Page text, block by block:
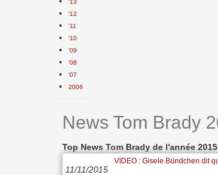
'13
'12
'11
'10
'09
'08
'07
2006
News Tom Brady
Top News Tom Brady de l'année
11/11/2015
VIDEO : Gisele Bündchen dit